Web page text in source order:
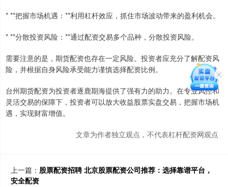
* **把握市场机遇：**利用杠杆效应，抓住市场波动带来的盈利机会。
* **分散投资风险：**通过配资交易多个品种，分散投资风险。
需要注意的是，期货配资也存在一定风险。投资者应充分了解配资风
险，并根据自身风险承受能力谨慎选择配资比例。
台州期货配资为投资者逐鹿期海提供了强有力的助力。在专业风控和
灵活交易的保障下，投资者可以放大收益股票实盘交易，把握市场机
遇，实现财富增值。
文章为作者独立观点，不代表杠杆配资网观点
上一篇： 股票配资招聘 北京股票配资公司推荐：选择靠谱平台，
安全配资